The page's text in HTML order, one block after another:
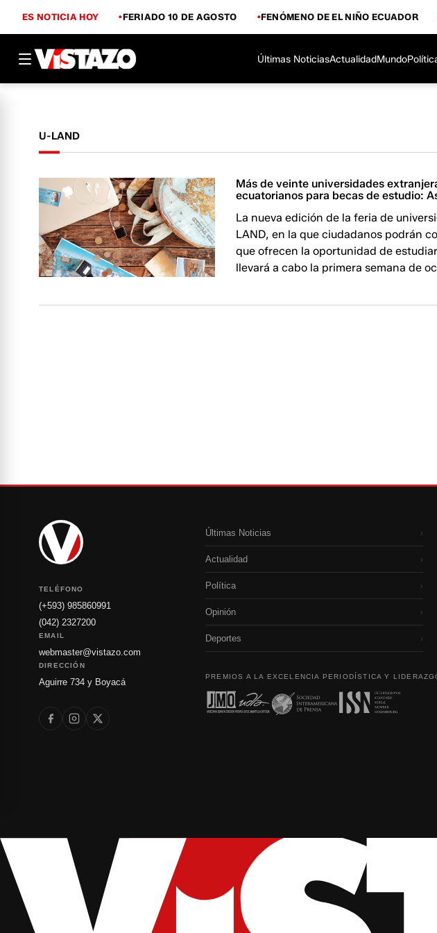
ES NOTICIA HOY FERIADO 10 DE AGOSTO FENÓMENO DE EL NIÑO ECUADOR
Últimas NoticiasActualidadMundo
U-LAND
Más de veinte universidades
ecuatorianos para becas de estudio:
La nueva edición de la feria de
LAND, en la que ciudadanos podrán
que ofrecen la oportunidad de
llevará a cabo la primera semana de
TELÉFONO
(+593) 985860991
(042) 2327200
EMAIL
webmaster@vistazo.com
DIRECCIÓN
Aguirre 734 y Boyacá
Últimas Noticias ›
Actualidad ›
Política ›
Opinión ›
Deportes ›
PREMIOS A LA EXCELENCIA PERIODÍSTICA Y